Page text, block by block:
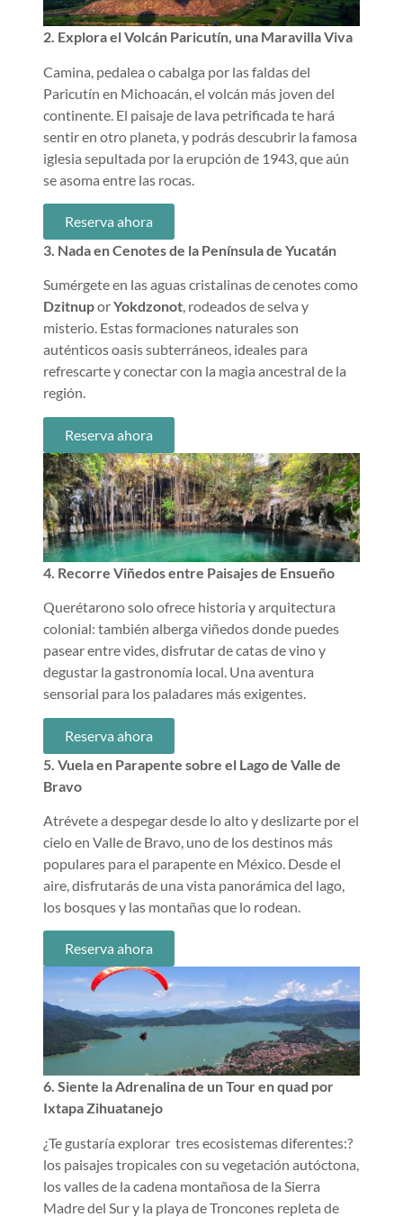
2. Explora el Volcán Paricutín, una Maravilla Viva
Camina, pedalea o cabalga por las faldas del
Paricutín en Michoacán, el volcán más joven del
continente. El paisaje de lava petrificada te hará
sentir en otro planeta, y podrás descubrir la famosa
iglesia sepultada por la erupción de 1943, que aún
se asoma entre las rocas.
Reserva ahora
3. Nada en Cenotes de la Península de Yucatán
Sumérgete en las aguas cristalinas de cenotes como
DzitnuporYokdzonot, rodeados de selva y
misterio. Estas formaciones naturales son
auténticos oasis subterráneos, ideales para
refrescarte y conectar con la magia ancestral de la
región.
Reserva ahora
4. Recorre Viñedos entre Paisajes de Ensueño
Querétarono solo ofrece historia y arquitectura
colonial: también alberga viñedos donde puedes
pasear entre vides, disfrutar de catas de vino y
degustar la gastronomía local. Una aventura
sensorial para los paladares más exigentes.
Reserva ahora
5. Vuela en Parapente sobre el Lago de Valle de
Bravo
Atrévete a despegar desde lo alto y deslizarte por el
cielo en Valle de Bravo, uno de los destinos más
populares para el parapente en México. Desde el
aire, disfrutarás de una vista panorámica del lago,
los bosques y las montañas que lo rodean.
Reserva ahora
6. Siente la Adrenalina de un Tour en quad por
Ixtapa Zihuatanejo
¿Te gustaría explorar tres ecosistemas diferentes:?
los paisajes tropicales con su vegetación autóctona,
los valles de la cadena montañosa de la Sierra
Madre del Sur y la playa de Troncones repleta de